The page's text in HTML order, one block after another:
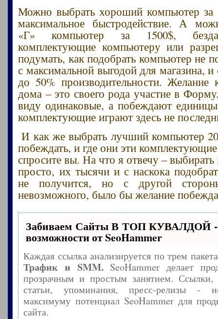
Можно выбрать хороший компьютер за
максимальное быстродействие. А
«Г» компьютер за 1500$,
комплектующие компьютеру или
подумать, как подобрать компьютер не
с максимальной выгодой для магазина, и
до 50% производительности.
дома – это своего рода участие в
виду одинаковые, а побеждают
комплектующие играют здесь не
И как же выбрать лучший компьютер
побеждать, и где они эти
спросите вы. На что я отвечу –
просто, их тысячи и с наскока
не получится, но с другой
невозможного, было бы желание
Забиваем Сайты В ТОП КУВАЛДОЙ -
возможности от SeoHammer
Каждая ссылка анализируется по трем
Трафик и SMM.SeoHammer делает
прозрачным и простым занятием. Ссылки,
статьи, упоминания, пресс-релизы -
максимуму потенциал SeoHammer для
сайта.